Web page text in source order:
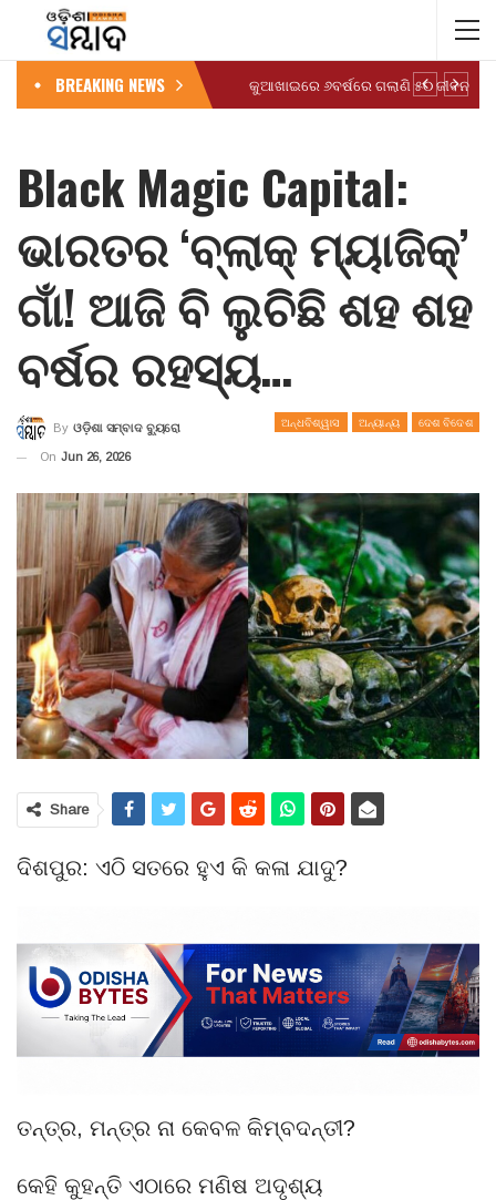
BREAKING NEWS କୁଆଖାଇରେ ୬ବର୍ଷରେ ଗଲାଣି ୫୦ ଜୀବନ
Black Magic Capital:
ଭାରତର ‘ବ୍ଲାକ୍ ମ୍ୟାଜିକ୍’
ଗାଁ! ଆଜି ବି ଲୁଚିଛି ଶହ ଶହ
ବର୍ଷର ରହସ୍ୟ…
ଅନ୍ଧବିଶ୍ୱାସ ଅନ୍ୟାନ୍ୟ ଦେଶ ବିଦେଶ
By ଓଡ଼ିଶା ସମ୍ବାଦ ବ୍ୟୁରୋ
On Jun 26, 2026
Share
ଦିଶପୁର: ଏଠି ସତରେ ହୁଏ କି କଳା ଯାଦୁ?
ତନ୍ତ୍ର, ମନ୍ତ୍ର ନା କେବଳ କିମ୍ବଦନ୍ତୀ?
କେହି କୁହନ୍ତି ଏଠାରେ ମଣିଷ ଅଦୃଶ୍ୟ